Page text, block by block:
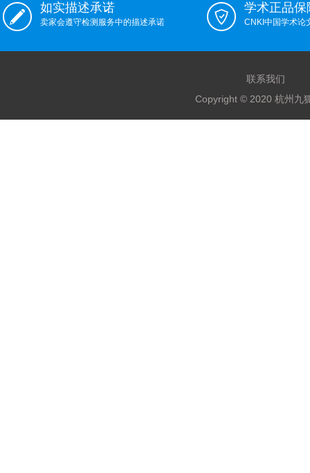
如实描述承诺
卖家会遵守检测服务中的描述承诺
学术正品保
CNKI中国学术论
联系我们
Copyright © 2020 杭州九